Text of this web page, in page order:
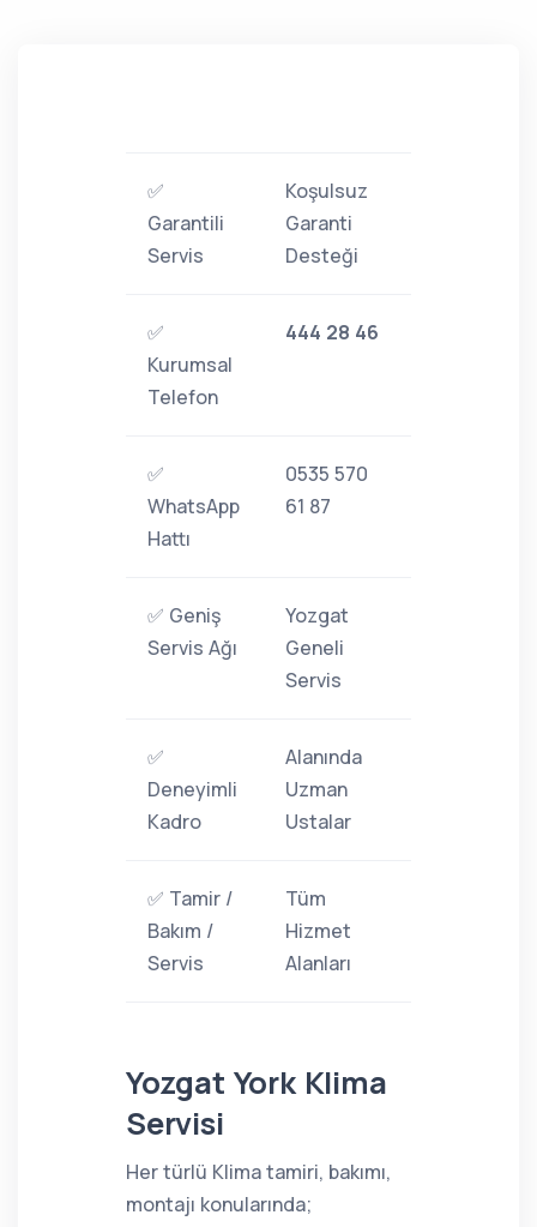
✅
Garantili
Servis
Koşulsuz
Garanti
Desteği
✅
Kurumsal
Telefon
444 28 46
✅
WhatsApp
Hattı
0535 570
61 87
✅ Geniş
Servis Ağı
Yozgat
Geneli
Servis
✅
Deneyimli
Kadro
Alanında
Uzman
Ustalar
✅ Tamir /
Bakım /
Servis
Tüm
Hizmet
Alanları
Yozgat York Klima
Servisi
Her türlü Klima tamiri, bakımı,
montajı konularında;